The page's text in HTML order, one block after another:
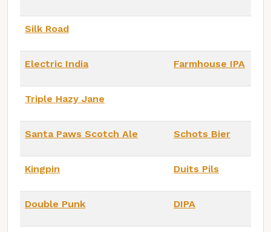
Silk Road
Electric India Farmhouse IPA
Triple Hazy Jane
Santa Paws Scotch Ale Schots Bier
Kingpin Duits Pils
Double Punk DIPA